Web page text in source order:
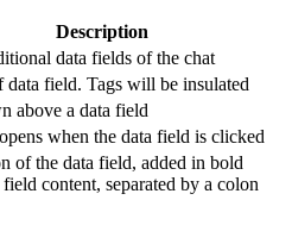
Description
data fields of the chat
data field. Tags will be insulated
above a data field
when the data field is clicked
of the data field, added in bold
content, separated by a colon